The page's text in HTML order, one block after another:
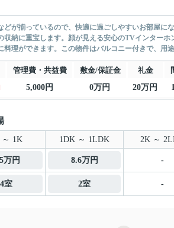
が揃っているので、快適に過ごしやすいお部屋に
収納に重宝します。顔が見える安心のTVインター
理ができます。この物件はバルコニー付きで、用
管理費・共益費 敷金/保証金 礼金
5,000円 0万円 20万円
～ 1K 1DK ～ 1LDK 2K ～
万円 8.6万円 -
4室 2室 -